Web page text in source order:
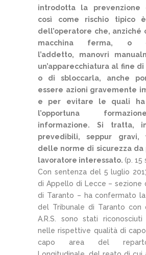
introdotta la prevenzione
così come rischio tipico è
dell’operatore che, anziché
macchina ferma, o
l’addetto, manovri
un’apparecchiatura al fine
o di sbloccarla, anche
essere azioni gravemente
e per evitare le quali ha
l’opportuna
informazione. Si tratta,
prevedibili, seppur gravi,
delle norme di sicurezza
lavoratore interessato. (p. 15
Con sentenza del 5 luglio
di Appello di Lecce – sezione
di Taranto – ha confermato
del Tribunale di Taranto con
A.R.S. sono stati riconosciuti
nelle rispettive qualità di
capo area del